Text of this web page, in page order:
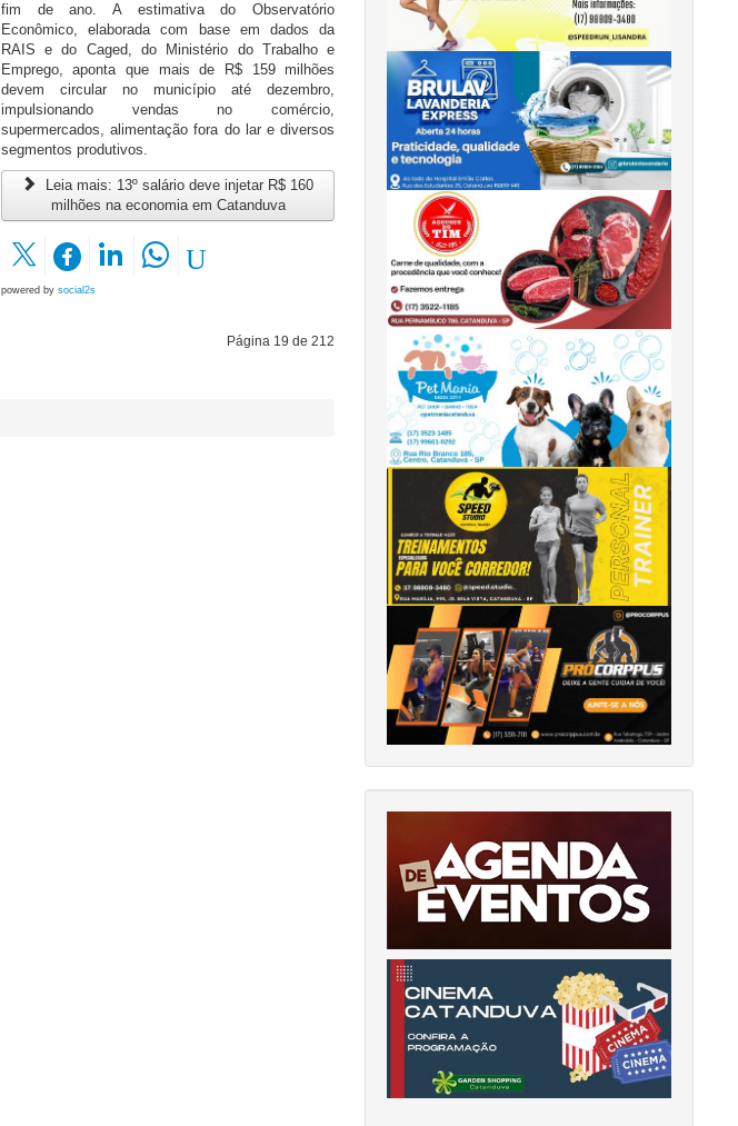
fim de ano. A estimativa do Observatório
Econômico, elaborada com base em dados da
RAIS e do Caged, do Ministério do Trabalho e
Emprego, aponta que mais de R$ 159 milhões
devem circular no município até dezembro,
impulsionando vendas no comércio,
supermercados, alimentação fora do lar e diversos
segmentos produtivos.
Leia mais: 13º salário deve injetar R$ 160
milhões na economia em Catanduva
powered by social2s
Página 19 de 212